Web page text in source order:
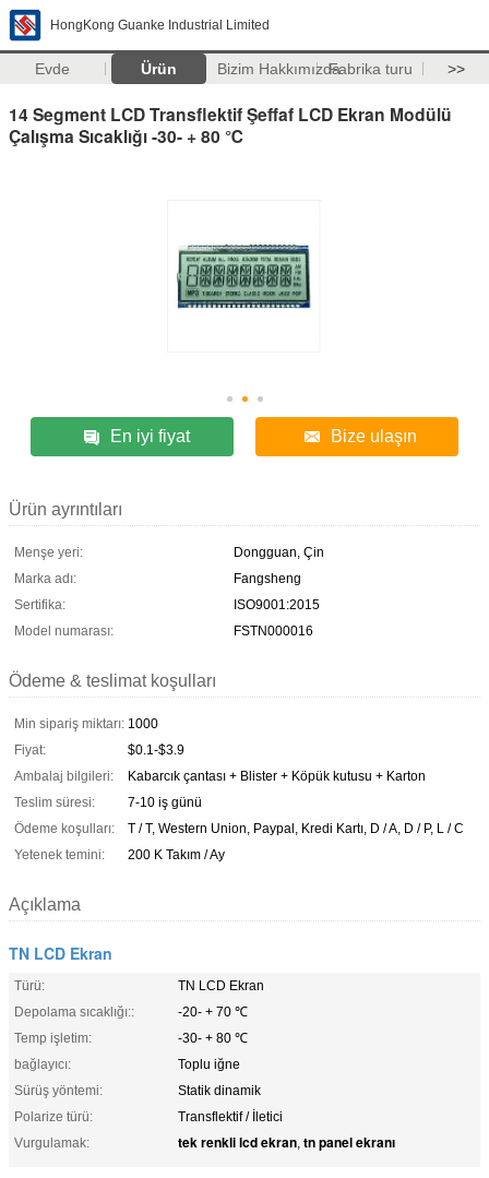
HongKong Guanke Industrial Limited
Evde Ürün Bizim HakkımızdaFabrika turu >>
14 Segment LCD Transflektif Şeffaf LCD Ekran Modülü
Çalışma Sıcaklığı -30- + 80 ℃
En iyi fiyat Bize ulaşın
Ürün ayrıntıları
Menşe yeri:
Dongguan, Çin
Marka adı:
Fangsheng
Sertifika:
ISO9001:2015
Model numarası:
FSTN000016
Ödeme & teslimat koşulları
Min sipariş miktarı: 1000
Fiyat:
$0.1-$3.9
Ambalaj bilgileri:
Kabarcık çantası + Blister + Köpük kutusu + Karton
Teslim süresi:
7-10 iş günü
Ödeme koşulları:
T / T, Western Union, Paypal, Kredi Kartı, D / A, D / P, L / C
Yetenek temini:
200 K Takım / Ay
Açıklama
TN LCD Ekran
Türü:
TN LCD Ekran
Depolama sıcaklığı::
-20- + 70 ℃
Temp işletim:
-30- + 80 ℃
bağlayıcı:
Toplu iğne
Sürüş yöntemi:
Statik dinamik
Polarize türü:
Transflektif / İletici
Vurgulamak:
tek renkli lcd ekran, tn panel ekranı